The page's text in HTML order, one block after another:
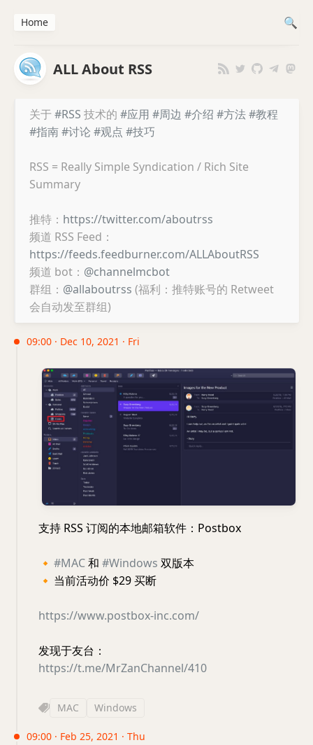
ALL About RSS
关于 #RSS 技术的 #应用 #周边 #介绍 #方法#教程
#指南#讨论 #观点 #技巧
RSS = Really Simple Syndication / Rich Site
Summary
推特： https://twitter.com/aboutrss
频道 RSS Feed：
https://feeds.feedburner.com/ALLAboutRSS
频道 bot： @channelmcbot
群组： @allaboutrss (福利：推特账号的 Retweet
会自动发至群组)
09:00 · Dec 10, 2021 · Fri
支持 RSS 订阅的本地邮箱软件：Postbox
🔸 #MAC和 #Windows 双版本
🔸 当前活动价 $29 买断
https://www.postbox-inc.com/
发现于友台：
https://t.me/MrZanChannel/410
MAC Windows
09:00 · Feb 25, 2021 · Thu
Home